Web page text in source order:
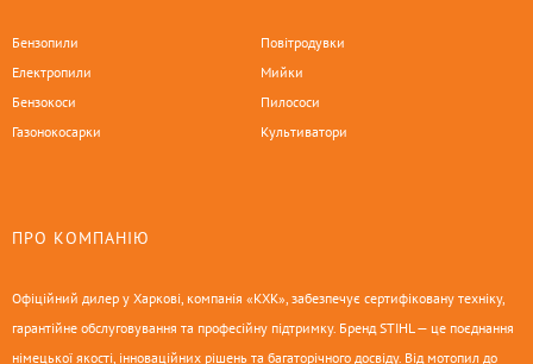
Бензопили
Електропили
Бензокоси
Газонокосарки
Повітродувки
Мийки
Пилососи
Культиватори
ПРО КОМПАНІЮ
Офіційний дилер у Харкові, компанія «КХК», забезпечує сертифіковану техніку,
гарантійне обслуговування та професійну підтримку. Бренд STIHL — це поєднання
німецької якості, інноваційних рішень та багаторічного досвіду. Від мотопил до